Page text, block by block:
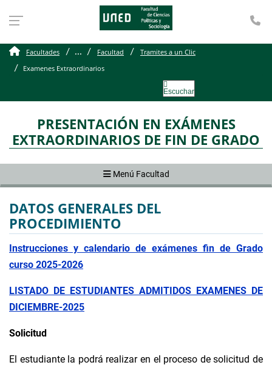
Examenes
Facultades ... Facultad
Tramites a un Clic
Examenes Extraordinarios
Escuchar
PRESENTACIÓN EN EXÁMENES
EXTRAORDINARIOS DE FIN DE GRADO
Menú Facultad
DATOS GENERALES DEL
PROCEDIMIENTO
Instrucciones y calendario de exámenes fin de Grado
curso 2025-2026
LISTADO DE ESTUDIANTES ADMITIDOS EXAMENES DE
DICIEMBRE-2025
Solicitud
El estudiante la podrá realizar en el proceso de solicitud de